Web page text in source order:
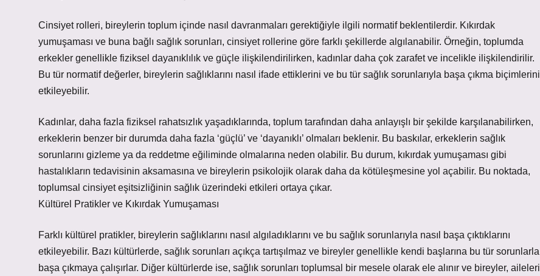
Cinsiyet rolleri, bireylerin toplum içinde nasıl davranmaları gerektiğiyle ilgili normatif beklentilerdir. Kıkırdak
yumuşaması ve buna bağlı sağlık sorunları, cinsiyet rollerine göre farklı şekillerde algılanabilir. Örneğin, toplumda
erkekler genellikle fiziksel dayanıklılık ve güçle ilişkilendirilirken, kadınlar daha çok zarafet ve incelikle ilişkilendirilir.
Bu tür normatif değerler, bireylerin sağlıklarını nasıl ifade ettiklerini ve bu tür sağlık sorunlarıyla başa çıkma biçimlerini
etkileyebilir.
Kadınlar, daha fazla fiziksel rahatsızlık yaşadıklarında, toplum tarafından daha anlayışlı bir şekilde karşılanabilirken,
erkeklerin benzer bir durumda daha fazla ‘güçlü’ ve ‘dayanıklı’ olmaları beklenir. Bu baskılar, erkeklerin sağlık
sorunlarını gizleme ya da reddetme eğiliminde olmalarına neden olabilir. Bu durum, kıkırdak yumuşaması gibi
hastalıkların tedavisinin aksamasına ve bireylerin psikolojik olarak daha da kötüleşmesine yol açabilir. Bu noktada,
toplumsal cinsiyet eşitsizliğinin sağlık üzerindeki etkileri ortaya çıkar.
Kültürel Pratikler ve Kıkırdak Yumuşaması
Farklı kültürel pratikler, bireylerin sağlıklarını nasıl algıladıklarını ve bu sağlık sorunlarıyla nasıl başa çıktıklarını
etkileyebilir. Bazı kültürlerde, sağlık sorunları açıkça tartışılmaz ve bireyler genellikle kendi başlarına bu tür sorunlarla
başa çıkmaya çalışırlar. Diğer kültürlerde ise, sağlık sorunları toplumsal bir mesele olarak ele alınır ve bireyler, aileleri